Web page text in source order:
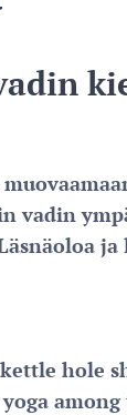
vadin
hole